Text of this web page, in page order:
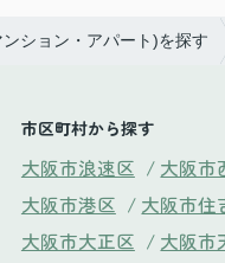
ション・アパート)を探す
市区町村から探す
大阪市浪速区 / 大阪市
大阪市港区 / 大阪市住
大阪市大正区 / 大阪市